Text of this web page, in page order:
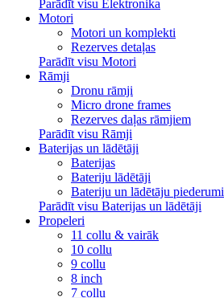
Parādīt visu Elektronika
Motori
Motori un komplekti
Rezerves detaļas
Parādīt visu Motori
Rāmji
Dronu rāmji
Micro drone frames
Rezerves daļas rāmjiem
Parādīt visu Rāmji
Baterijas un lādētāji
Baterijas
Bateriju lādētāji
Bateriju un lādētāju piederumi
Parādīt visu Baterijas un lādētāji
Propeleri
11 collu & vairāk
10 collu
9 collu
8 inch
7 collu